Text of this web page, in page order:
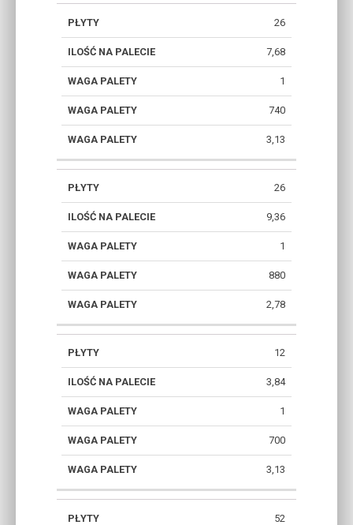
26
7,68
1
740
3,13
26
9,36
1
880
2,78
12
3,84
1
700
3,13
52